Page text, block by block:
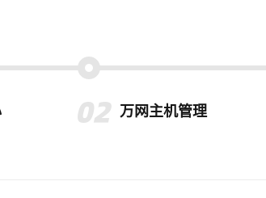
万网主机管理